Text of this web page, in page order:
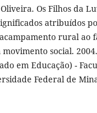
Os Filhos da
atribuídos
rural ao
social.
em Educação) -
Federal de